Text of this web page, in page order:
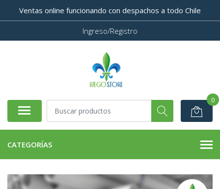
Ventas online funcionando con despachos a todo Chile
Ingreso/Registro
0
CATEGORÍAS